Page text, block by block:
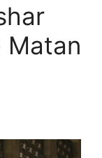
Matan